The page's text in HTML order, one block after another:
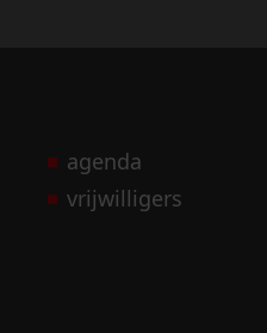
agenda
vrijwilligers